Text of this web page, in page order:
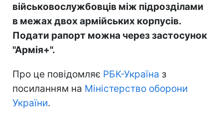
військовослужбовців між підрозділами
в межах двох армійських корпусів.
Подати рапорт можна через застосунок
"Армія+".
Про це повідомляє РБК-Україна з
посиланням на Міністерство оборони
України.